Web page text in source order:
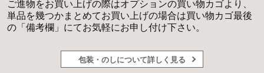
ご進物をお買い上げの際はオプションの買い物カゴより、
単品を幾つかまとめてお買い上げの場合は買い物カゴ最後
の「備考欄」にてお気軽にお申し付け下さい。
包装・のしについて詳しく見る